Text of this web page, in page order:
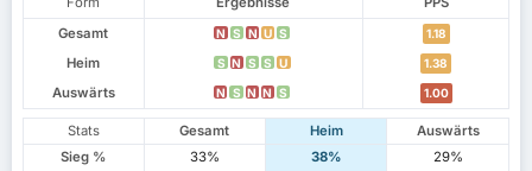
Gesamt
N S N U S 1.18
Heim S N S S U 1.38
Auswärts N S N N S 1.00
Stats Gesamt Heim
Auswärts
Sieg %
33% 38%
29%